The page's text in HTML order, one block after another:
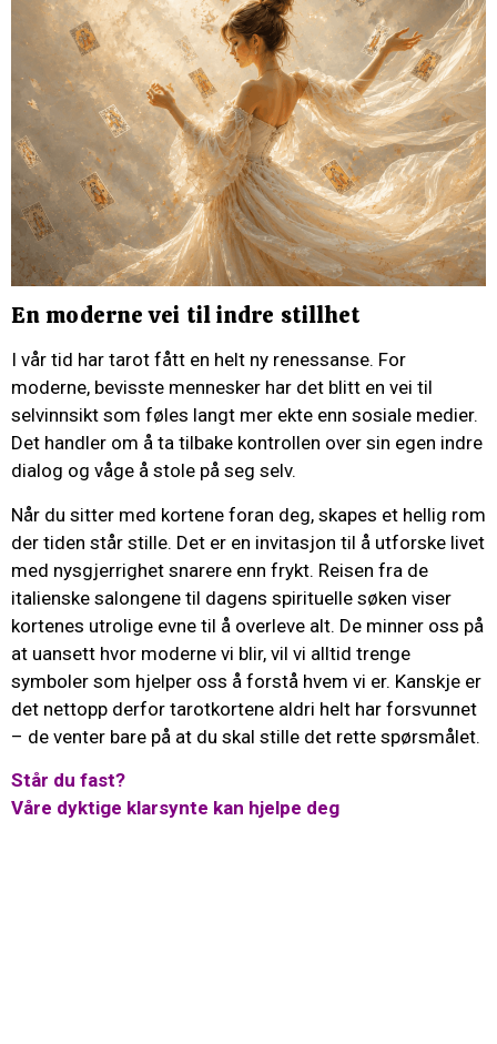
En moderne vei til indre stillhet
I vår tid har tarot fått en helt ny renessanse. For
moderne, bevisste mennesker har det blitt en vei til
selvinnsikt som føles langt mer ekte enn sosiale medier.
Det handler om å ta tilbake kontrollen over sin egen indre
dialog og våge å stole på seg selv.
Når du sitter med kortene foran deg, skapes et hellig rom
der tiden står stille. Det er en invitasjon til å utforske livet
med nysgjerrighet snarere enn frykt. Reisen fra de
italienske salongene til dagens spirituelle søken viser
kortenes utrolige evne til å overleve alt. De minner oss på
at uansett hvor moderne vi blir, vil vi alltid trenge
symboler som hjelper oss å forstå hvem vi er. Kanskje er
det nettopp derfor tarotkortene aldri helt har forsvunnet
– de venter bare på at du skal stille det rette spørsmålet.
Står du fast?
Våre dyktige klarsynte kan hjelpe deg